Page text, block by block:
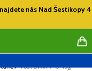
nás Nad Šestikopy 4
tuhé
vosk SWIX V45 45g